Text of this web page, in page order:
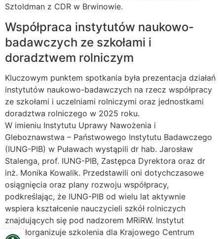
Open toolbar
Sztoldman z CDR w Brwinowie.
Współpraca instytutów naukowo-
badawczych ze szkołami i
doradztwem rolniczym
Kluczowym punktem spotkania była prezentacja działań
instytutów naukowo-badawczych na rzecz współpracy
ze szkołami i uczelniami rolniczymi oraz jednostkami
doradztwa rolniczego w 2025 roku.
W imieniu Instytutu Uprawy Nawożenia i
Gleboznawstwa – Państwowego Instytutu Badawczego
(IUNG-PIB) w Puławach wystąpili dr hab. Jarosław
Stalenga, prof. IUNG-PIB, Zastępca Dyrektora oraz dr
inż. Monika Kowalik. Przedstawili oni dotychczasowe
osiągnięcia oraz plany rozwoju współpracy,
podkreślając, że IUNG-PIB od wielu lat aktywnie
wspiera kształcenie nauczycieli szkół rolniczych
znajdujących się pod nadzorem MRiRW. Instytut
współorganizuje szkolenia dla Krajowego Centrum